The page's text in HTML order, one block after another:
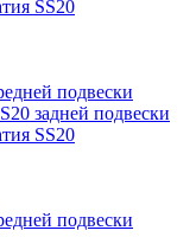
SS20
подвески
задней подвески
SS20
подвески